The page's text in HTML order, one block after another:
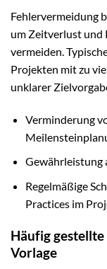
Fehlervermeidung
um Zeitverlust und
vermeiden.
Projekten mit zu
unklarer
Verminderung
Gewährleistung
Regelmäßige
Practices im
Häufig
Vorlage